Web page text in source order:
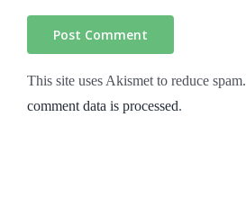
This site uses Akismet to reduce spam.
comment data is processed.